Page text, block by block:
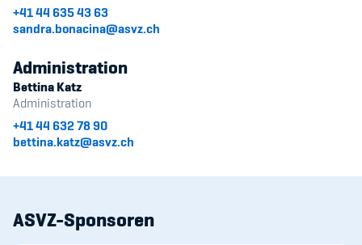
+41 44 635 43 63
sandra.bonacina@asvz.ch
Administration
Bettina Katz
Administration
+41 44 632 78 90
bettina.katz@asvz.ch
ASVZ-Sponsoren